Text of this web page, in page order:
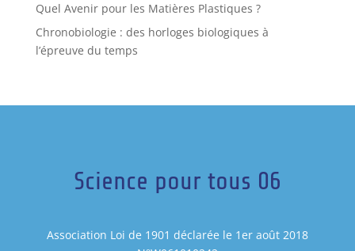
Quel Avenir pour les Matières Plastiques ?
Chronobiologie : des horloges biologiques à
l’épreuve du temps
Science pour tous 06
Association Loi de 1901 déclarée le 1er août 2018